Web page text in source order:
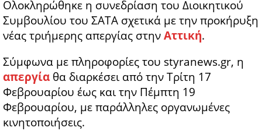
Ολοκληρώθηκε η συνεδρίαση του Διοικητικού
Συμβουλίου του ΣΑΤΑ σχετικά με την προκήρυξη
νέας τριήμερης απεργίας στηνΑττική.
Σύμφωνα με πληροφορίες του styranews.gr, η
απεργία θα διαρκέσει από την Τρίτη 17
Φεβρουαρίου έως και την Πέμπτη 19
Φεβρουαρίου, με παράλληλες οργανωμένες
κινητοποιήσεις.